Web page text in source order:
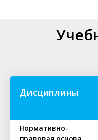
Дисциплины
Нормативно-